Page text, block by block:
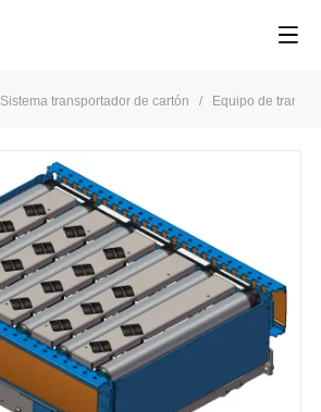
Sistema transportador de cartón / Equipo de